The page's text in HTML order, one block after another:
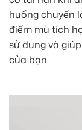
huống chuyển
điểm mù tích
sử dụng và
của bạn.